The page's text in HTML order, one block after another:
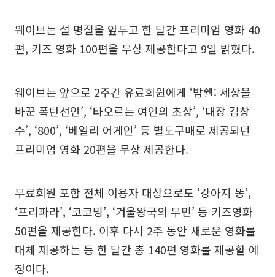
웨이브는 설 명절을 앞두고 한 달간 프리미엄 영화 40
편, 키즈 영화 100편을 무상 제공한다고 9일 밝혔다.
웨이브는 앞으로 2주간 유료회원에게 ‘밤쉘: 세상을
바꾼 폭탄선언’, ‘타오르는 여인의 초상’, ‘대장 김창
수’, ‘800’, ‘베일리 어게인’ 등 별도구매로 제공되던
프리미엄 영화 20편을 무상 제공한다.
무료회원 포함 전체 이용자 대상으로도 ‘강아지 똥’,
‘프리파라’, ‘코코밍’, ‘겨울왕국의 무민’ 등 키즈영화
50편을 제공한다. 이후 다시 2주 동안 새로운 영화를
대체 제공하는 등 한 달간 총 140편 영화를 제공할 예
정이다.